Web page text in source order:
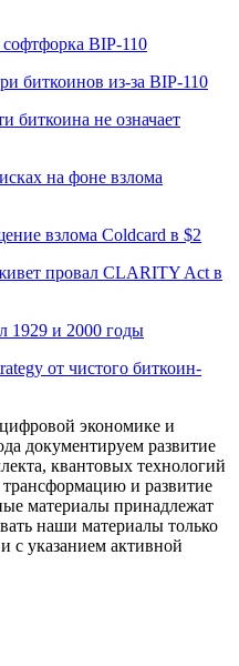
софтфорка BIP-110
биткоинов из-за BIP-110
биткоина не означает
на фоне взлома
взлома Coldcard в $2
провал CLARITY Act в
1929 и 2000 годы
от чистого биткоин-
экономике и
документируем развитие
квантовых технологий
и развитие
материалы принадлежат
наши материалы только
с указанием активной